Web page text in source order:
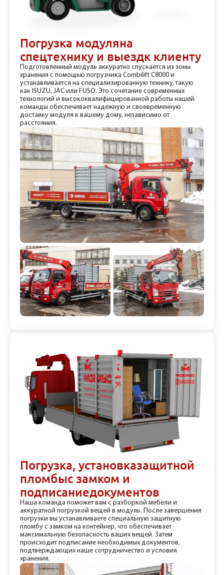
Погрузка модуляна
спецтехнику и выездк клиенту
Подготовленный модуль аккуратно спускается из зоны
хранения с помощью погрузчика Combilift C8000 и
устанавливается на специализированную технику, такую
как ISUZU, JAC или FUSO. Это сочетание современных
технологий и высококвалифицированной работы нашей
команды обеспечивает надёжную и своевременную
доставку модуля к вашему дому, независимо от
расстояния.
Погрузка, установказащитной
пломбыс замком и
подписаниедокументов
Наша команда поможет вам с разборкой мебели и
аккуратной погрузкой вещей в модуль. После завершения
погрузки вы устанавливаете специальную защитную
пломбу с замком на контейнер, что обеспечивает
максимальную безопасность ваших вещей. Затем
происходит подписание необходимых документов,
подтверждающих наше сотрудничество и условия
хранения.